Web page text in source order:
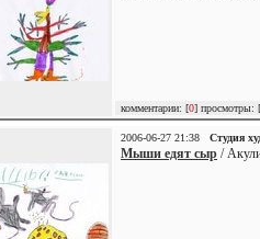
комментарии: [0] просмотры: [
2006-06-27 21:38 Студия
Мыши едят сыр /